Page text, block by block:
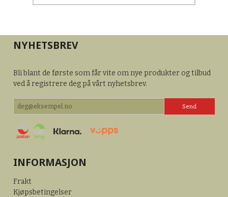
NYHETSBREV
Bli blant de første som får vite om nye produkter og tilbud
ved å registrere deg på vårt nyhetsbrev.
INFORMASJON
Frakt
Kjøpsbetingelser